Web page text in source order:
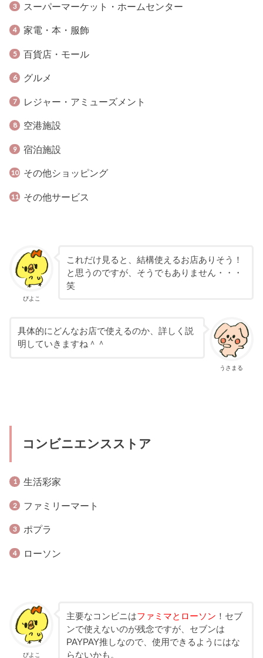
スーパーマーケット・ホームセンター
家電・本・服飾
百貨店・モール
グルメ
レジャー・アミューズメント
空港施設
宿泊施設
その他ショッピング
その他サービス
ぴよこ
これだけ見ると、結構使えるお店ありそう！
と思うのですが、そうでもありません・・・
笑
うさまる
具体的にどんなお店で使えるのか、詳しく説
明していきますね＾＾
コンビニエンスストア
生活彩家
ファミリーマート
ポプラ
ローソン
ぴよこ
主要なコンビニはファミマとローソン ！セブ
ンで使えないのが残念ですが、セブンは
PAYPAY推しなので、使用できるようにはな
らないかも。